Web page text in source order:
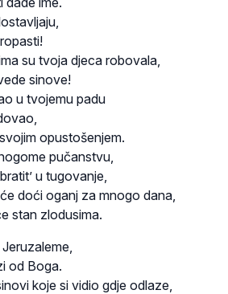
su tvoja djeca robovala,
sinove!
u tvojemu padu
opustošenjem.
pučanstvu,
u tugovanje,
doći oganj za mnogo dana,
stan zlodusima.
od Boga.
koje si vidio gdje odlaze,